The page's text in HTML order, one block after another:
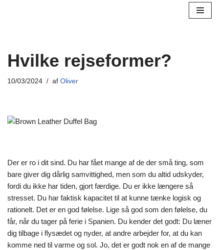
Hvilke rejseformer?
10/03/2024 af Oliver
Der er ro i dit sind. Du har fået mange af de der små ting, som
bare giver dig dårlig samvittighed, men som du altid udskyder,
fordi du ikke har tiden, gjort færdige. Du er ikke længere så
stresset. Du har faktisk kapacitet til at kunne tænke logisk og
rationelt. Det er en god følelse. Lige så god som den følelse, du
får, når du tager på ferie i Spanien. Du kender det godt: Du læner
dig tilbage i flysædet og nyder, at andre arbejder for, at du kan
komme ned til varme og sol. Jo, det er godt nok en af de mange